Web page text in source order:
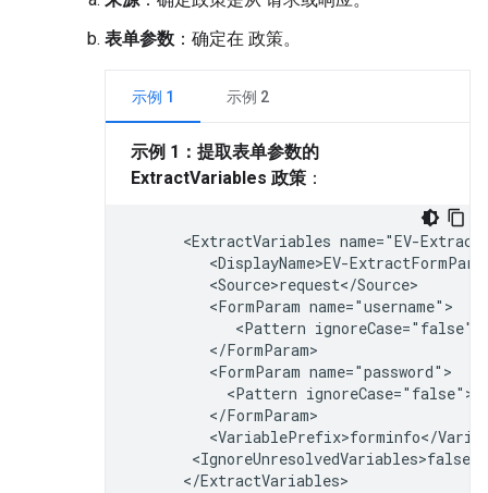
表单参数 ：确定在 政策。
示例 1 示例 2
示例 1：提取表单参数的
ExtractVariables 政策 ：
<ExtractVariables name="EV-
<DisplayName>EV-
         <Source>request</Source>
         <FormParam name="username">
<Pattern
         </FormParam>
         <FormParam name="password">
<Pattern
         </FormParam>
<VariablePrefix>forminfo</
      </ExtractVariables>